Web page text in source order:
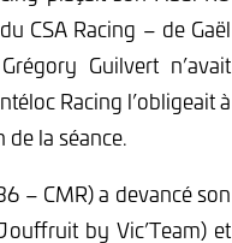
CSA Racing – de Gaël
Guilvert n’avait
Racing l’obligeait à
la séance.
– CMR) a devancé son
by Vic’Team) et